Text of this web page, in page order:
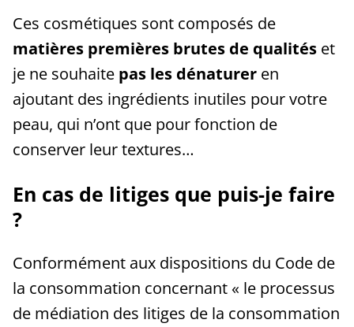
Ces cosmétiques sont composés de
matières premières brutes de qualités et
je ne souhaite pas les dénaturer en
ajoutant des ingrédients inutiles pour votre
peau, qui n’ont que pour fonction de
conserver leur textures…
En cas de litiges que puis-je faire
?
Conformément aux dispositions du Code de
la consommation concernant « le processus
de médiation des litiges de la consommation